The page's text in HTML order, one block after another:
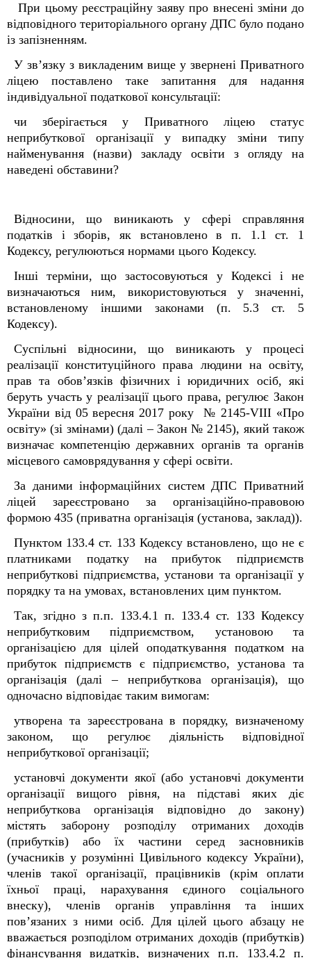
При цьому реєстраційну заяву про внесені зміни до
відповідного територіального органу ДПС було подано
із запізненням.
У зв’язку з викладеним вище у звернені Приватного
ліцею поставлено таке запитання для надання
індивідуальної податкової консультації:
чи зберігається у Приватного ліцею статус
неприбуткової організації у випадку зміни типу
найменування (назви) закладу освіти з огляду на
наведені обставини?
Відносини, що виникають у сфері справляння
податків і зборів, як встановлено в п. 1.1 ст. 1
Кодексу, регулюються нормами цього Кодексу.
Інші терміни, що застосовуються у Кодексі і не
визначаються ним, використовуються у значенні,
встановленому іншими законами (п. 5.3 ст. 5
Кодексу).
Суспільні відносини, що виникають у процесі
реалізації конституційного права людини на освіту,
прав та обов’язків фізичних і юридичних осіб, які
беруть участь у реалізації цього права, регулює Закон
України від 05 вересня 2017 року № 2145-VIII «Про
освіту» (зі змінами) (далі – Закон № 2145), який також
визначає компетенцію державних органів та органів
місцевого самоврядування у сфері освіти.
За даними інформаційних систем ДПС Приватний
ліцей зареєстровано за організаційно-правовою
формою 435 (приватна організація (установа, заклад)).
Пунктом 133.4 ст. 133 Кодексу встановлено, що не є
платниками податку на прибуток підприємств
неприбуткові підприємства, установи та організації у
порядку та на умовах, встановлених цим пунктом.
Так, згідно з п.п. 133.4.1 п. 133.4 ст. 133 Кодексу
неприбутковим підприємством, установою та
організацією для цілей оподаткування податком на
прибуток підприємств є підприємство, установа та
організація (далі – неприбуткова організація), що
одночасно відповідає таким вимогам:
утворена та зареєстрована в порядку, визначеному
законом, що регулює діяльність відповідної
неприбуткової організації;
установчі документи якої (або установчі документи
організації вищого рівня, на підставі яких діє
неприбуткова організація відповідно до закону)
містять заборону розподілу отриманих доходів
(прибутків) або їх частини серед засновників
(учасників у розумінні Цивільного кодексу України),
членів такої організації, працівників (крім оплати
їхньої праці, нарахування єдиного соціального
внеску), членів органів управління та інших
пов’язаних з ними осіб. Для цілей цього абзацу не
вважається розподілом отриманих доходів (прибутків)
фінансування видатків, визначених п.п. 133.4.2 п.